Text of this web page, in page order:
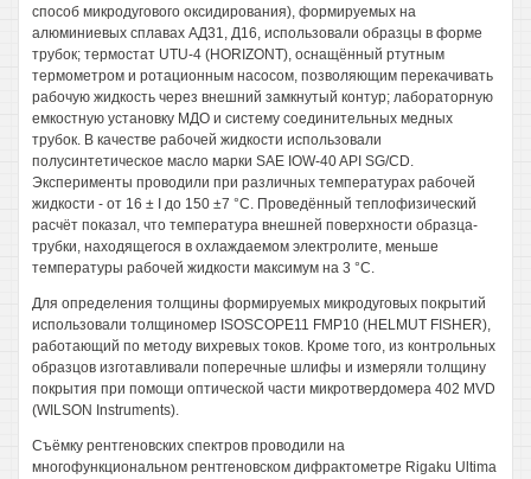
способ микродугового оксидирования), формируемых на
алюминиевых сплавах АД31, Д16, использовали образцы в форме
трубок; термостат UTU-4 (HORIZONT), оснащённый ртутным
термометром и ротационным насосом, позволяющим перекачивать
рабочую жидкость через внешний замкнутый контур; лабораторную
емкостную установку МДО и систему соединительных медных
трубок. В качестве рабочей жидкости использовали
полусинтетическое масло марки SAE IOW-40 API SG/CD.
Эксперименты проводили при различных температурах рабочей
жидкости - от 16 ± I до 150 ±7 °С. Проведённый теплофизический
расчёт показал, что температура внешней поверхности образца-
трубки, находящегося в охлаждаемом электролите, меньше
температуры рабочей жидкости максимум на 3 °С.
Для определения толщины формируемых микродуговых покрытий
использовали толщиномер ISOSCOPE11 FMP10 (HELMUT FISHER),
работающий по методу вихревых токов. Кроме того, из контрольных
образцов изготавливали поперечные шлифы и измеряли толщину
покрытия при помощи оптической части микротвердомера 402 MVD
(WILSON Instruments).
Съёмку рентгеновских спектров проводили на
многофункциональном рентгеновском дифрактометре Rigaku Ultima